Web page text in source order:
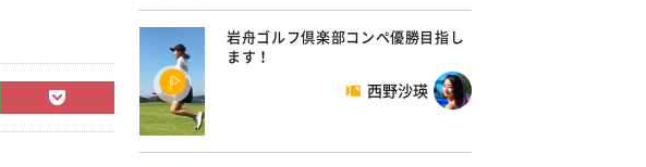
岩舟ゴルフ倶楽部コンペ優勝目指し
ます！
西野沙瑛